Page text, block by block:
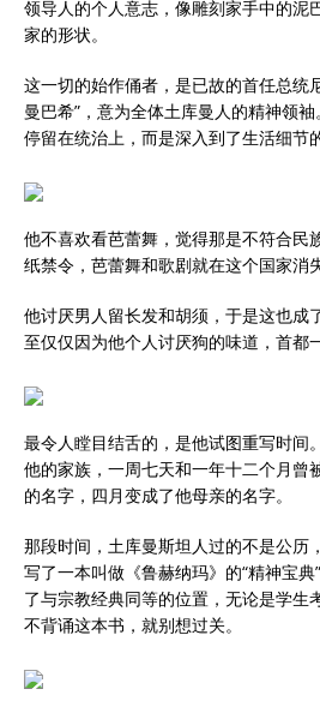
领导人的个人意志，像雕刻家手中的泥
家的形状。
这一切的始作俑者，是已故的首任总统
曼巴希”，意为全体土库曼人的精神领
停留在统治上，而是深入到了生活细节
他不喜欢看芭蕾舞，觉得那是不符合民
纸禁令，芭蕾舞和歌剧就在这个国家消
他讨厌男人留长发和胡须，于是这也成
至仅仅因为他个人讨厌狗的味道，首都
最令人瞠目结舌的，是他试图重写时间
他的家族，一周七天和一年十二个月曾
的名字，四月变成了他母亲的名字。
那段时间，土库曼斯坦人过的不是公历
写了一本叫做《鲁赫纳玛》的“精神宝
了与宗教经典同等的位置，无论是学生
不背诵这本书，就别想过关。